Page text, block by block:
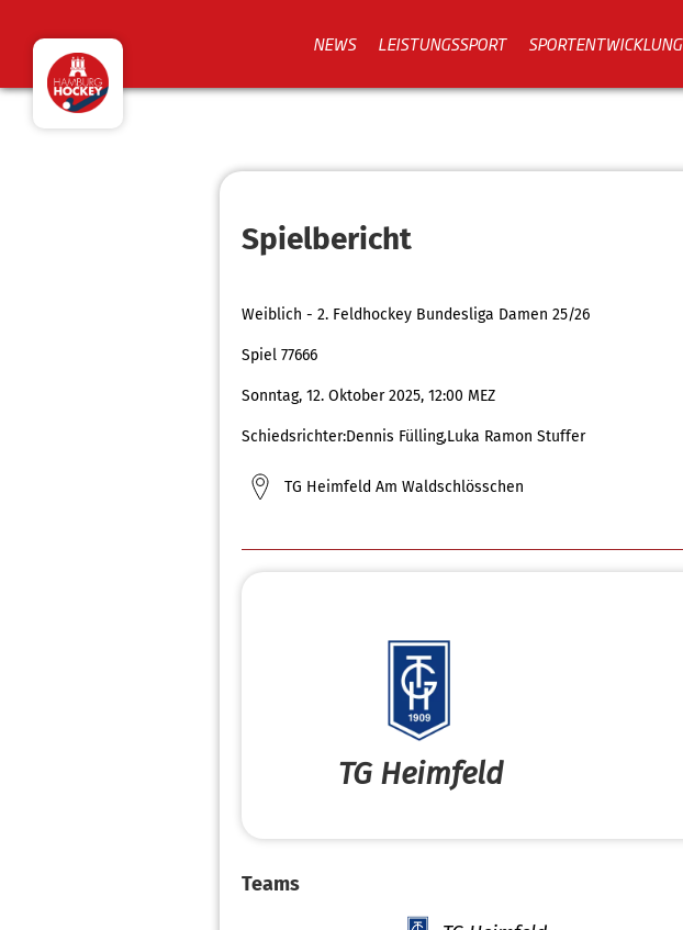
NEWS LEISTUNGSSPORT SPORTENTWICKLUNG
Spielbericht
Weiblich - 2. Feldhockey Bundesliga Damen 25/26
Spiel 77666
Sonntag, 12. Oktober 2025, 12:00 MEZ
Schiedsrichter:Dennis Fülling,Luka Ramon Stuffer
TG Heimfeld Am Waldschlösschen
TG Heimfeld
Teams